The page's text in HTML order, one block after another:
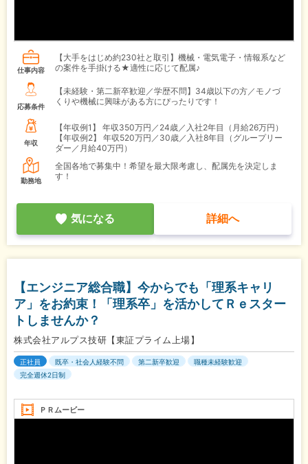
仕事内容
【大手をはじめ約230社と取引】機械・電気電子・情報系など
の案件を手掛ける★適性に応じて配属♪
応募条件
【未経験・第二新卒歓迎／学歴不問】34歳以下の方／モノづ
くりや機械に興味がある方にぴったりです！
年収
【年収例1】
年収350万円／24歳／入社2年目（月給26万円）
【年収例2】
年収520万円／30歳／入社8年目（グループリー
ダー／月給40万円）
勤務地
全国各地で募集中！希望を最大限考慮し、配属先を決定しま
す！
気になる 詳細へ
【エンジニア総合職】今からでも「理系キャリ
ア」をお約束！「理系卒」を活かしてＲｅスター
トしませんか？
株式会社アルプス技研【東証プライム上場】
正社員 既卒・社会人経験不問 第二新卒歓迎
職種未経験歓迎
完全週休2日制
ＰＲムービー